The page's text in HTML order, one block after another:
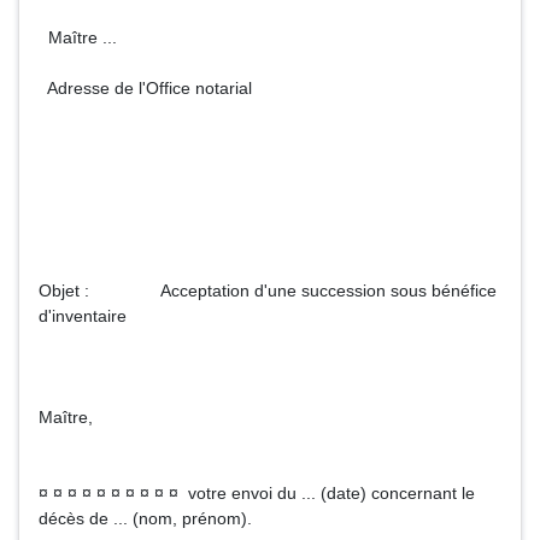
Maître ...
Adresse de l'Office notarial
Objet : Acceptation d'une succession sous bénéfice
d'inventaire
Maître,
¤ ¤ ¤ ¤ ¤ ¤ ¤ ¤ ¤ ¤ votre envoi du ... (date) concernant le
décès de ... (nom, prénom).